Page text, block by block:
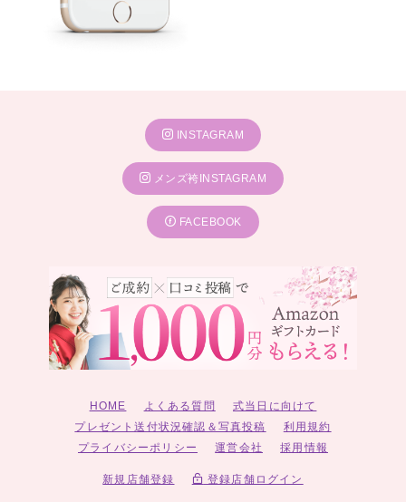
INSTAGRAM
メンズ袴INSTAGRAM
FACEBOOK
HOME よくある質問
式当日に向けて
プレゼント送付状況確認＆写真投稿
利用規約
プライバシーポリシー
運営会社 採用情報
新規店舗登録 登録店舗ログイン